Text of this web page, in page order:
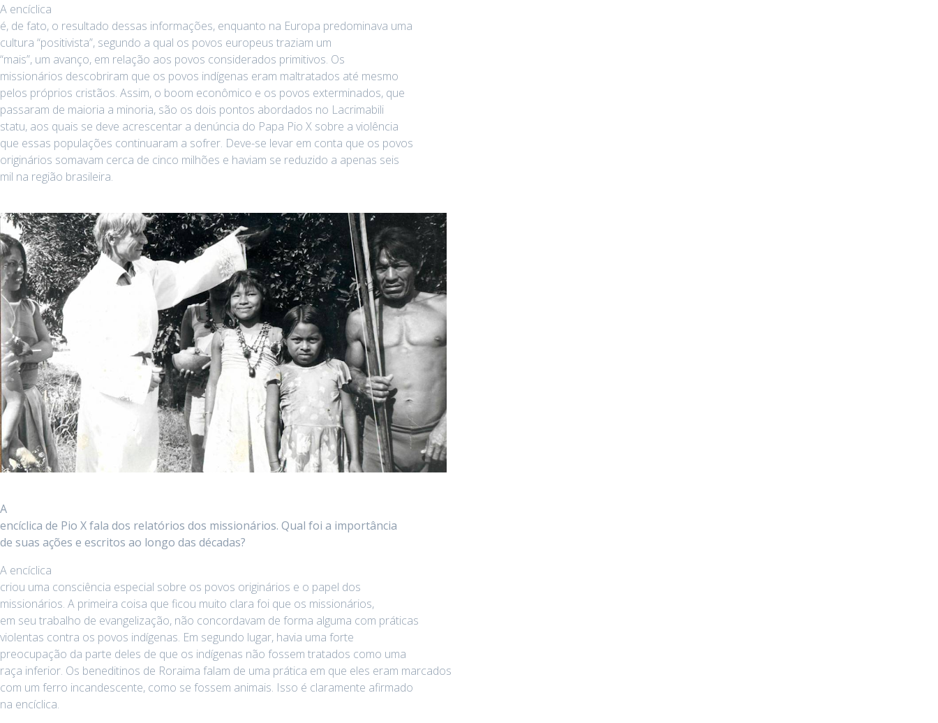
A encíclica
é, de fato, o resultado dessas informações, enquanto na Europa predominava uma
cultura “positivista”, segundo a qual os povos europeus traziam um
“mais”, um avanço, em relação aos povos considerados primitivos. Os
missionários descobriram que os povos indígenas eram maltratados até mesmo
pelos próprios cristãos. Assim, o boom econômico e os povos exterminados, que
passaram de maioria a minoria, são os dois pontos abordados no Lacrimabili
statu, aos quais se deve acrescentar a denúncia do Papa Pio X sobre a violência
que essas populações continuaram a sofrer. Deve-se levar em conta que os povos
originários somavam cerca de cinco milhões e haviam se reduzido a apenas seis
mil na região brasileira.
A
encíclica de Pio X fala dos relatórios dos missionários. Qual foi a importância
de suas ações e escritos ao longo das décadas?
A encíclica
criou uma consciência especial sobre os povos originários e o papel dos
missionários. A primeira coisa que ficou muito clara foi que os missionários,
em seu trabalho de evangelização, não concordavam de forma alguma com práticas
violentas contra os povos indígenas. Em segundo lugar, havia uma forte
preocupação da parte deles de que os indígenas não fossem tratados como uma
raça inferior. Os beneditinos de Roraima falam de uma prática em que eles eram marcados
com um ferro incandescente, como se fossem animais. Isso é claramente afirmado
na encíclica.